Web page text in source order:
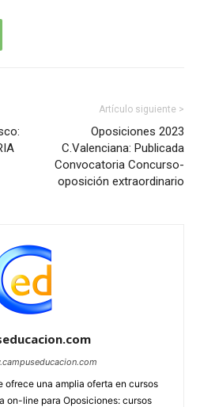
Artículo siguiente >
Oposiciones 2023
C.Valenciana: Publicada
Convocatoria Concurso-
oposición extraordinario
ofrece una amplia oferta en cursos
on-line para Oposiciones: cursos